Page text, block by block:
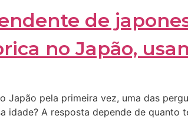
pela primeira vez, uma das
idade? A resposta depende de